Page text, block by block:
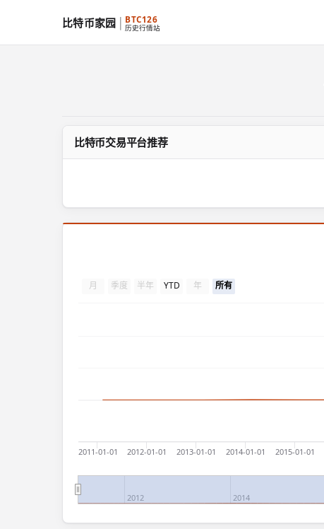
比特币家园 BTC126
历史行情站
比特币交易平台推荐
2011-01-01 2012-01-01 2013-01-01 2014-01-01 2015-01-01
2012 2014
月 季度 半年 YTD 年 所有